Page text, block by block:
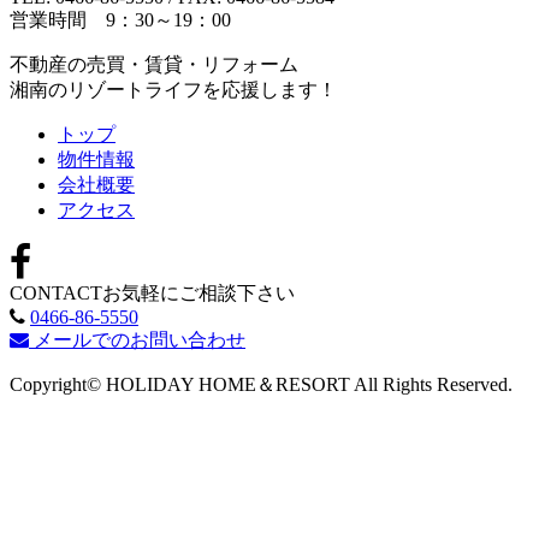
営業時間 9：30～19：00
不動産の売買・賃貸・リフォーム
湘南のリゾートライフを応援します！
トップ
物件情報
会社概要
アクセス
CONTACTお気軽にご相談下さい
0466-86-5550
メールでのお問い合わせ
Copyright© HOLIDAY HOME＆RESORT All Rights Reserved.